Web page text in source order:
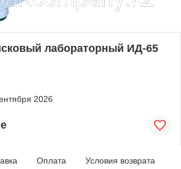
лабораторный ИД-65
2026
Оплата Условия возврата